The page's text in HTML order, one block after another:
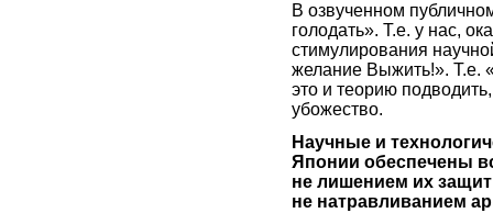
В озвученном
голодать». Т.е. у нас,
стимулирования
желание Выжить!». Т.е.
это и теорию
убожество.
Научные и
Японии обеспечены
не лишением их
не натравливанием